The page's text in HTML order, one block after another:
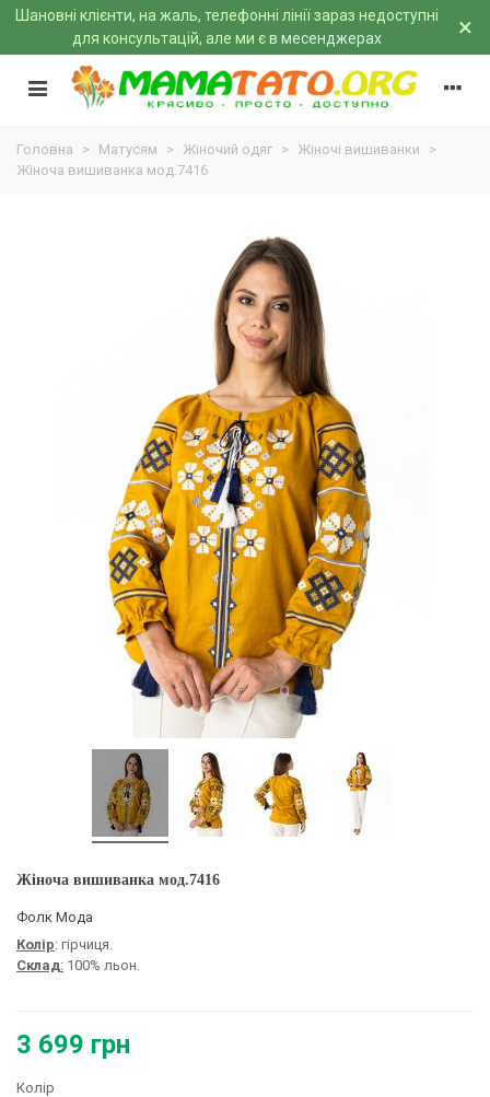
Шановні клієнти, на жаль, телефонні лінії зараз недоступні
для консультацій, але ми єв месенджерах ×
Головна > Матусям > Жіночий одяг > Жіночі вишиванки
>
Жіноча вишиванка мод.7416
Жіноча вишиванка мод.7416
Фолк Мода
Колір: гірчиця.
Склад: 100% льон.
3 699 грн
Колір